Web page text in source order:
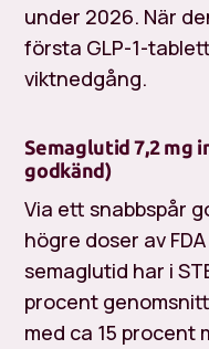
under 2026. När
första GLP-1-
viktnedgång.
Semaglutid 7,2 mg
godkänd)
Via ett snabbspår
högre doser av
semaglutid har i
procent
med ca 15 procent